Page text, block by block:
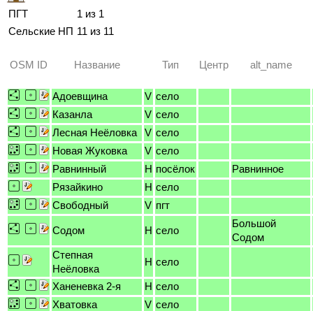
ПГТ
1 из 1
Сельские НП 11 из 11
OSM ID Название Тип Центр alt_name
Адоевщина V село
Казанла
V село
Лесная Неёловка
V село
Новая Жуковка
V село
Равнинный
H посёлок
Равнинное
Рязайкино
H село
Свободный
V пгт
Содом H село
Большой
Содом
Степная
Неёловка
H село
Ханеневка 2-я H село
Хватовка
V село